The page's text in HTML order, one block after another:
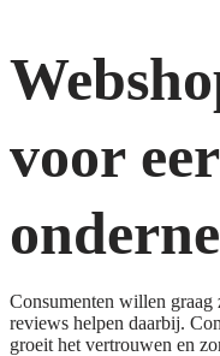
voor
Consumenten willen graag
reviews helpen daarbij.
groeit het vertrouwen en